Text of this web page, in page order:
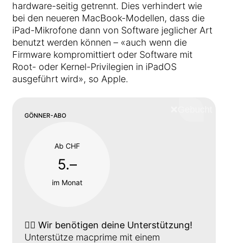
hardware-seitig getrennt. Dies verhindert wie
bei den neueren MacBook-Modellen, dass die
iPad-Mikrofone dann von Software jeglicher Art
benutzt werden können – «auch wenn die
Firmware kompromittiert oder Software mit
Root- oder Kernel-Privilegien in iPadOS
ausgeführt wird», so Apple.
GÖNNER-ABO
Ab CHF
5.–
im Monat
👉🏼 Wir benötigen deine Unterstützung!
Unterstütze macprime mit einem